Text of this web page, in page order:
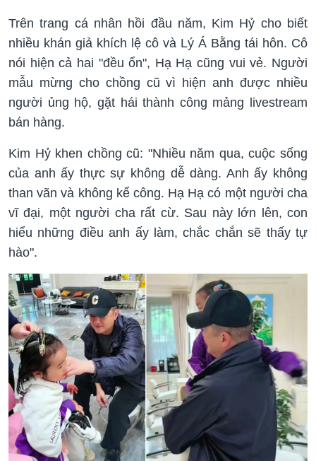
Trên trang cá nhân hồi đầu năm, Kim Hỷ cho biết
nhiều khán giả khích lệ cô và Lý Á Bằng tái hôn. Cô
nói hiện cả hai "đều ổn", Hạ Hạ cũng vui vẻ. Người
mẫu mừng cho chồng cũ vì hiện anh được nhiều
người ủng hộ, gặt hái thành công mảng livestream
bán hàng.
Kim Hỷ khen chồng cũ: "Nhiều năm qua, cuộc sống
của anh ấy thực sự không dễ dàng. Anh ấy không
than vãn và không kể công. Hạ Hạ có một người cha
vĩ đại, một người cha rất cừ. Sau này lớn lên, con
hiểu những điều anh ấy làm, chắc chắn sẽ thấy tự
hào".